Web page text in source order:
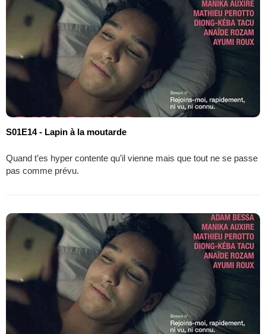
S01E14 - Lapin à la moutarde
Quand t’es hyper contente qu’il vienne mais que tout ne se passe
pas comme prévu.